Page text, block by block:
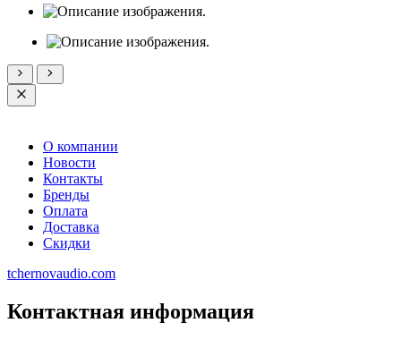
О компании
Новости
Контакты
Бренды
Оплата
Доставка
Скидки
tchernovaudio.com
Контактная информация